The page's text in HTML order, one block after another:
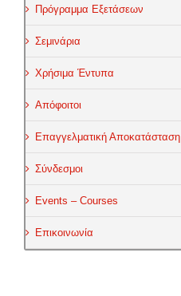
Πρόγραμμα Εξετάσεων
Σεμινάρια
Χρήσιμα Έντυπα
Απόφοιτοι
Επαγγελματική Αποκατάσταση
Σύνδεσμοι
Events – Courses
Επικοινωνία